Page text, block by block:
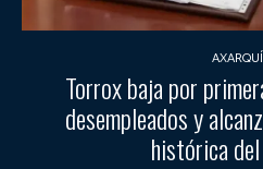
Torrox baja por
desempleados y
histórica